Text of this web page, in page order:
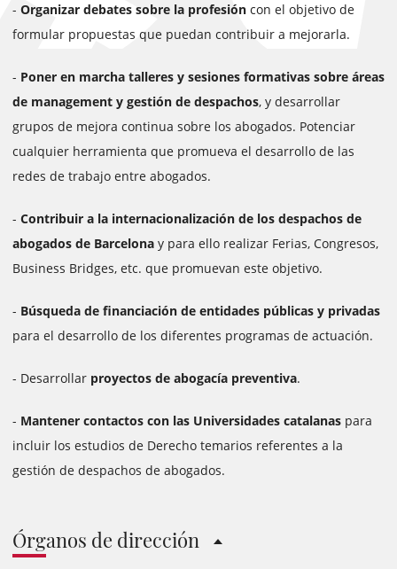
- Organizar debates sobre la profesión con el objetivo de
formular propuestas que puedan contribuir a mejorarla.
- Poner en marcha talleres y sesiones formativas sobre áreas
de management y gestión de despachos, y desarrollar
grupos de mejora continua sobre los abogados. Potenciar
cualquier herramienta que promueva el desarrollo de las
redes de trabajo entre abogados.
- Contribuir a la internacionalización de los despachos de
abogados de Barcelona y para ello realizar Ferias, Congresos,
Business Bridges, etc. que promuevan este objetivo.
- Búsqueda de financiación de entidades públicas y privadas
para el desarrollo de los diferentes programas de actuación.
- Desarrollar proyectos de abogacía preventiva.
- Mantener contactos con las Universidades catalanas para
incluir los estudios de Derecho temarios referentes a la
gestión de despachos de abogados.
Órganos de dirección